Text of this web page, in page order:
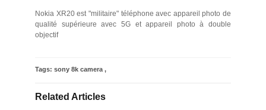
Nokia XR20 est "militaire" téléphone avec appareil photo de
qualité supérieure avec 5G et appareil photo à double
objectif
Tags: sony 8k camera ,
Related Articles